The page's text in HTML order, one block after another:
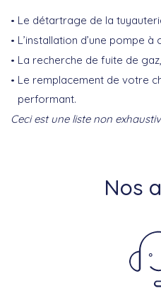
Le détartrage de la
L’installation d’une pompe à
La recherche de fuite de gaz,
Le remplacement de votre
performant.
Ceci est une liste non
Nos